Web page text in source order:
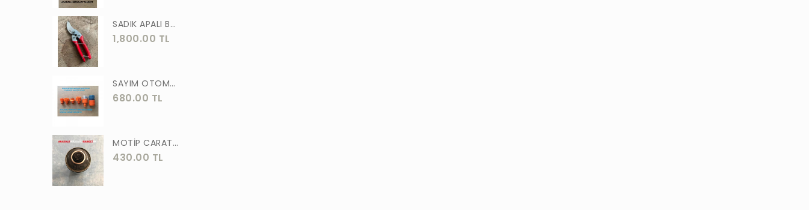
ASLAN
MEŞEM
AKGÜN
MOTİP
STR
ERKUL
ÖZTUTAR
DEKOR
TUDOR
SADIK APALI BAĞ BUDAMA MAKASI BİTKİ BUDAMA MAKASI EL YAPIMI
1,800.00 TL
SAYIM OTOMATİK MUSLUK VE BATARYA BAGLANTI ADAPTÖRÜ 6 PARÇA SET
680.00 TL
MOTİP CARAT 400 ML SPREY BOYA SİYAH GRİ ANTRASİT KOYU RENK 7016
430.00 TL